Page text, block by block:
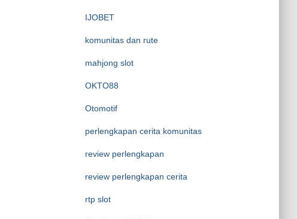
IJOBET
komunitas dan rute
mahjong slot
OKTO88
Otomotif
perlengkapan cerita komunitas
review perlengkapan
review perlengkapan cerita
rtp slot